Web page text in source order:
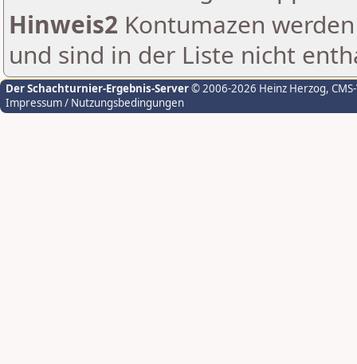
Hinweis2 Kontumazen
und sind in der Liste nicht
Der Schachturnier-Ergebnis-Server© 2006-2026 Heinz Herzog,
Impressum / Nutzungsbedingungen